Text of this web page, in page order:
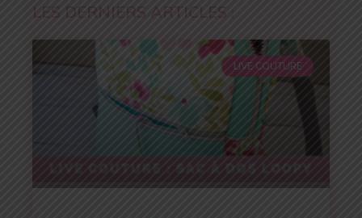
LES DERNIERS ARTICLES :
LIVE COUTURE